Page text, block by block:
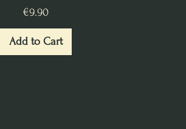
Price
€9.90
Add to Cart